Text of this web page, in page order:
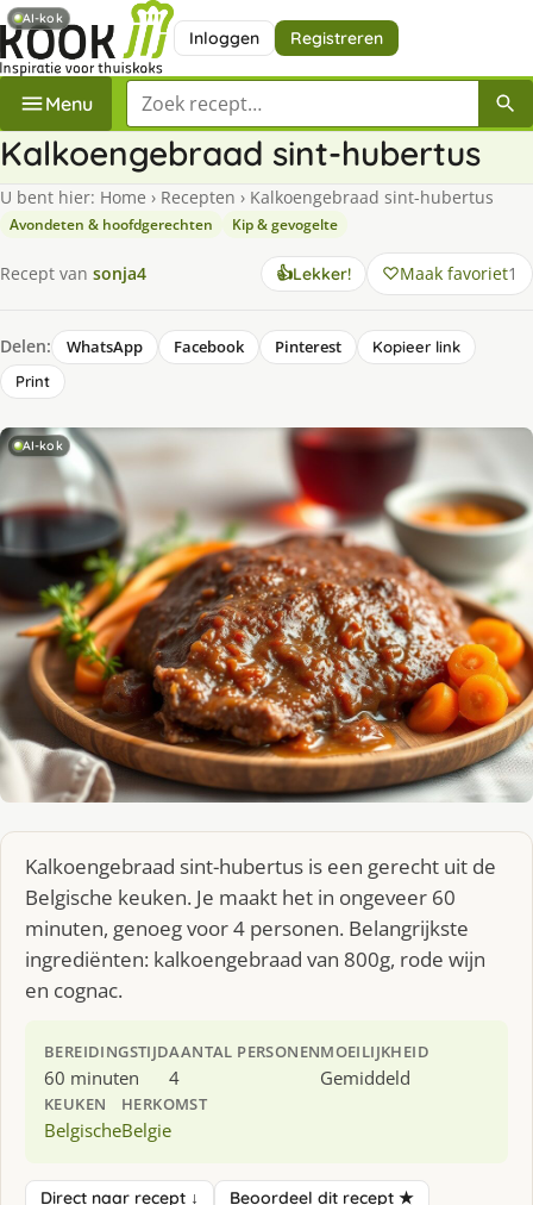
Inloggen Registreren
Menu Zoek een recept
Kalkoengebraad sint-hubertus
U bent hier: Home › Recepten › Kalkoengebraad sint-hubertus
Avondeten & hoofdgerechten Kip & gevogelte
Recept van sonja4 👍Lekker! Maak favoriet1
Delen: WhatsApp Facebook Pinterest
Kopieer link
Print
AI-kok
Kalkoengebraad sint-hubertus is een gerecht uit de
Belgische keuken. Je maakt het in ongeveer 60
minuten, genoeg voor 4 personen. Belangrijkste
ingrediënten: kalkoengebraad van 800g, rode wijn
en cognac.
BEREIDINGSTIJD
60 minuten
AANTAL PERSONEN
4
MOEILIJKHEID
Gemiddeld
KEUKEN
Belgische
HERKOMST
Belgie
Direct naar recept ↓ Beoordeel dit recept ★
AI-kok